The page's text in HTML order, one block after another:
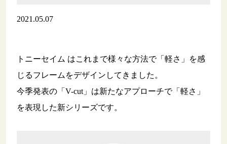
2021.05.07
トニーセイム はこれまで様々な方法で「軽さ」を感
じるフレームをデザインしてきました。
今季発表の「V-cut」は新たなアプローチで「軽さ」
を表現した新シリーズです。